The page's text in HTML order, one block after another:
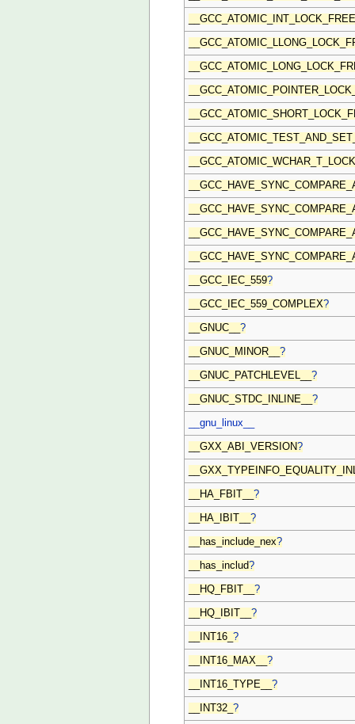
__GCC_IEC_559?
__GCC_IEC_559_COMPLEX?
__GNUC__?
__GNUC_MINOR__?
__GNUC_PATCHLEVEL__?
__GNUC_STDC_INLINE__?
__gnu_linux__
__GXX_ABI_VERSION?
__HA_FBIT__?
__HA_IBIT__?
__has_include_nex?
__has_includ?
__HQ_FBIT__?
__HQ_IBIT__?
__INT16_?
__INT16_MAX__?
__INT16_TYPE__?
__INT32_?